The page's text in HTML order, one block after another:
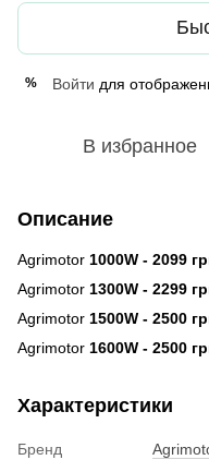
% Войти для
В избранное
Описание
Agrimotor 1000W - 2099
Agrimotor 1300W - 2299
Agrimotor 1500W - 2500
Agrimotor 1600W - 2500
Характеристики
Бренд